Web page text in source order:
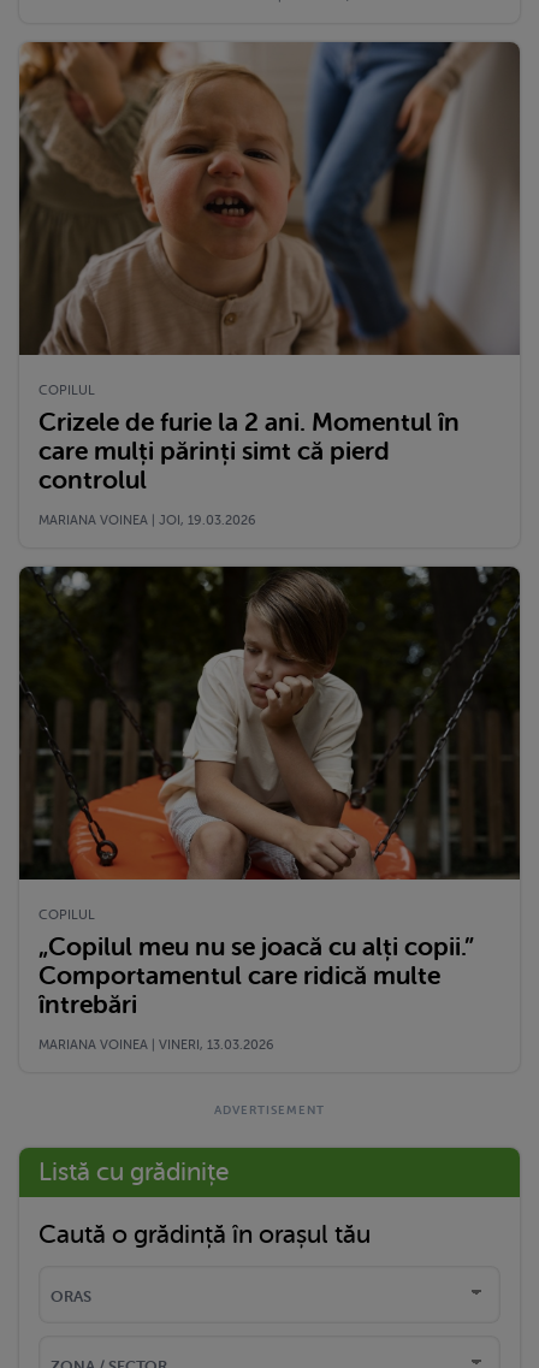
COPILUL
Crizele de furie la 2 ani. Momentul în
care mulți părinți simt că pierd
controlul
MARIANA VOINEA | JOI, 19.03.2026
COPILUL
„Copilul meu nu se joacă cu alți copii.”
Comportamentul care ridică multe
întrebări
MARIANA VOINEA | VINERI, 13.03.2026
Listă cu grădinițe
Caută o grădință în orașul tău